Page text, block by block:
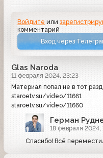
Войдите или
комментарий
Вход через
Glas Naroda
11 февраля 2024, 23:23
Материал попал не в тот
staroetv.su/video/11661
staroetv.su/video/11660
Герман
18 февраля 2024,
Спасибо! Всё